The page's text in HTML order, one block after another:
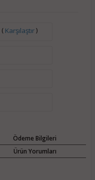
( Karşılaştır)
Ödeme Bilgileri
Ürün Yorumları